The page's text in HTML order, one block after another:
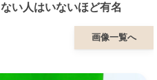
い人はいないほど有名
画像一覧へ